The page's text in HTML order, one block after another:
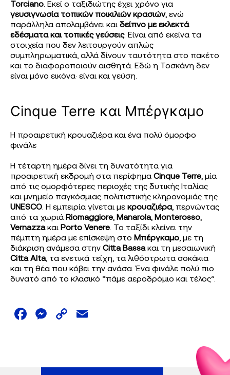
Torciano. Εκεί ο ταξιδιώτης έχει χρόνο για
γευσιγνωσία τοπικών ποικιλιών κρασιών, ενώ
παράλληλα απολαμβάνει και δείπνο με εκλεκτά
εδέσματα και τοπικές γεύσεις. Είναι από εκείνα τα
στοιχεία που δεν λειτουργούν απλώς
συμπληρωματικά, αλλά δίνουν ταυτότητα στο πακέτο
και το διαφοροποιούν αισθητά. Εδώ η Τοσκάνη δεν
είναι μόνο εικόνα· είναι και γεύση.
Cinque Terre και Μπέργκαμο
Η προαιρετική κρουαζιέρα και ένα πολύ όμορφο
φινάλε
Η τέταρτη ημέρα δίνει τη δυνατότητα για
προαιρετική εκδρομή στα περίφημα Cinque Terre, μία
από τις ομορφότερες περιοχές της δυτικής Ιταλίας
και μνημείο παγκόσμιας πολιτιστικής κληρονομιάς της
UNESCO. Η εμπειρία γίνεται με κρουαζιέρα, περνώντας
από τα χωριά Riomaggiore, Manarola, Monterosso,
Vernazzaκαι Porto Venere. Το ταξίδι κλείνει την
πέμπτη ημέρα με επίσκεψη στο Μπέργκαμο, με τη
διάκριση ανάμεσα στην Citta Bassaκαι τη μεσαιωνική
Citta Alta, τα ενετικά τείχη, τα λιθόστρωτα σοκάκια
και τη θέα που κόβει την ανάσα. Ένα φινάλε πολύ πιο
δυνατό από το κλασικό “πάμε αεροδρόμιο και τέλος”.
Facebook
Messenger
Copy